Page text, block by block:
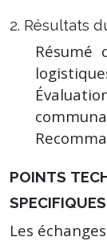
2. Résultats
Résumé
POINTS
SPECIFIQUES
Les